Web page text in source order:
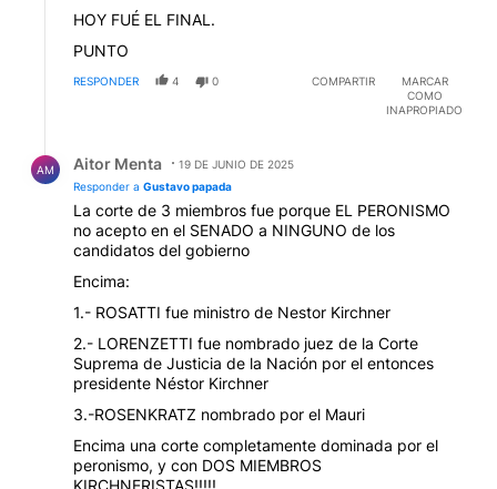
HOY FUÉ EL FINAL.
PUNTO
RESPONDER 4 0 COMPARTIR
MARCAR
COMO
INAPROPIADO
AM Aitor Menta
19 DE JUNIO DE 2025
Responder a Gustavo papada
La corte de 3 miembros fue porque EL PERONISMO
no acepto en el SENADO a NINGUNO de los
candidatos del gobierno
Encima:
1.- ROSATTI fue ministro de Nestor Kirchner
2.- LORENZETTI fue nombrado juez de la Corte
Suprema de Justicia de la Nación por el entonces
presidente Néstor Kirchner
3.-ROSENKRATZ nombrado por el Mauri
Encima una corte completamente dominada por el
peronismo, y con DOS MIEMBROS
KIRCHNERISTAS!!!!!